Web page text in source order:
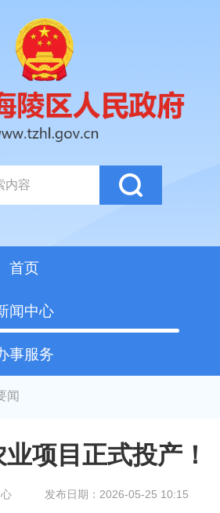
首页
闻中心
事服务
闻
项目正式投产！
发布日期：2026-05-25 10:15